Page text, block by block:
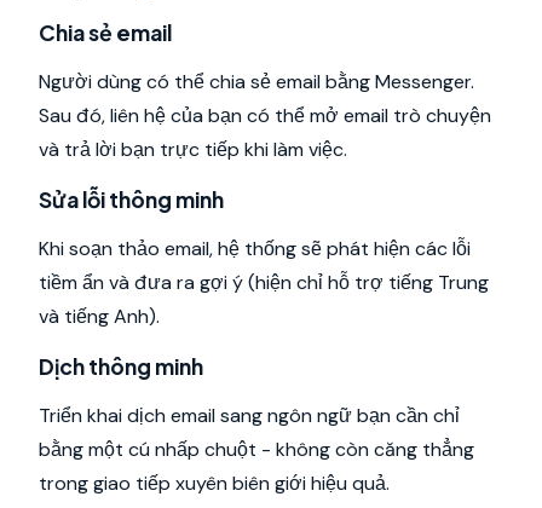
Chia sẻ email
Người dùng có thể chia sẻ email bằng Messenger.
Sau đó, liên hệ của bạn có thể mở email trò chuyện
và trả lời bạn trực tiếp khi làm việc.
Sửa lỗi thông minh
Khi soạn thảo email, hệ thống sẽ phát hiện các lỗi
tiềm ẩn và đưa ra gợi ý (hiện chỉ hỗ trợ tiếng Trung
và tiếng Anh).
Dịch thông minh
Triển khai dịch email sang ngôn ngữ bạn cần chỉ
bằng một cú nhấp chuột - không còn căng thẳng
trong giao tiếp xuyên biên giới hiệu quả.